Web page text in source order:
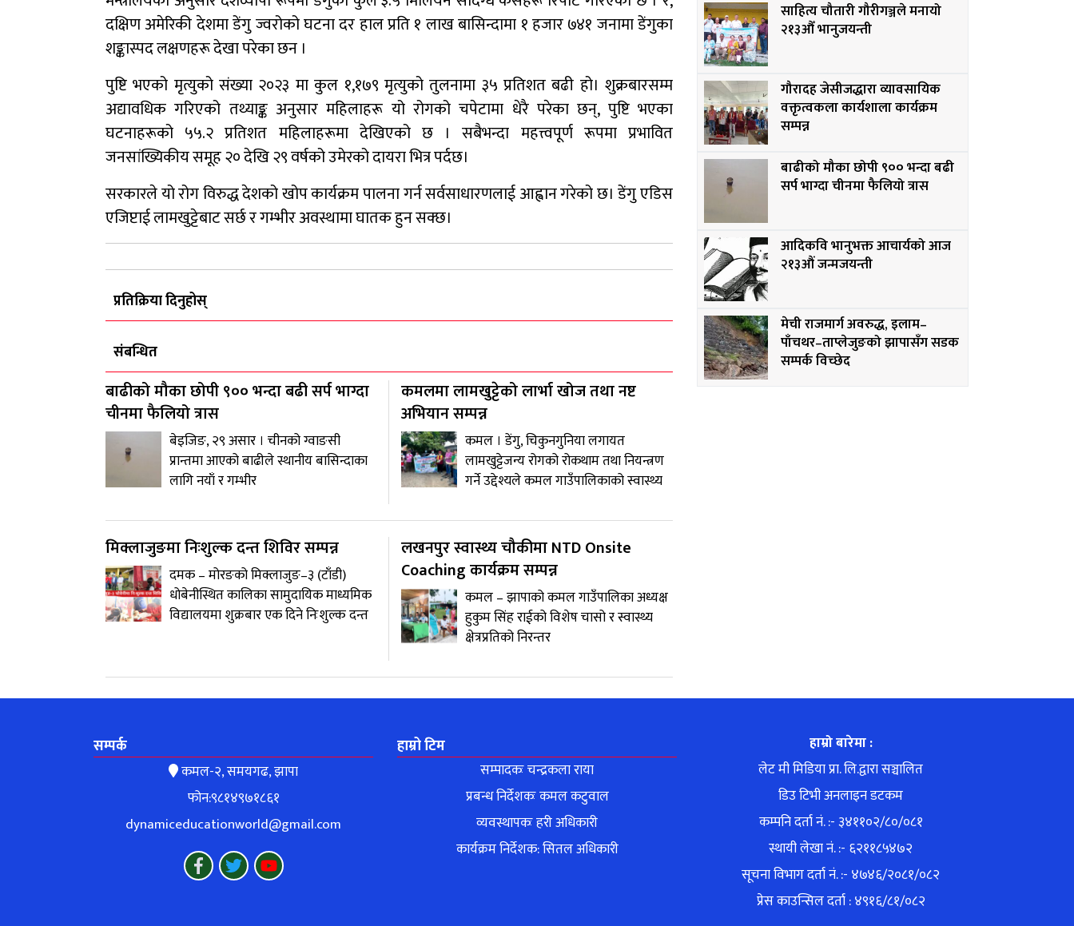
दक्षिण अमेरिकी देशमा डेंगु ज्वरोको घटना दर हाल प्रति १ लाख बासिन्दामा १ हजार ७४१ जनामा डेंगुका
शङ्कास्पद लक्षणहरू देखा परेका छन ।
पुष्टि भएको मृत्युको संख्या २०२३ मा कुल १,१७९ मृत्युको तुलनामा ३५ प्रतिशत बढी हो। शुक्रबारसम्म
अद्यावधिक गरिएको तथ्याङ्क अनुसार महिलाहरू यो रोगको चपेटामा धेरै परेका छन्, पुष्टि भएका
घटनाहरूको ५५.२ प्रतिशत महिलाहरूमा देखिएको छ । सबैभन्दा महत्त्वपूर्ण रूपमा प्रभावित
जनसांख्यिकीय समूह २० देखि २९ वर्षको उमेरको दायरा भित्र पर्दछ।
सरकारले यो रोग विरुद्ध देशको खोप कार्यक्रम पालना गर्न सर्वसाधारणलाई आह्वान गरेको छ। डेंगु एडिस
एजिप्टाई लामखुट्टेबाट सर्छ र गम्भीर अवस्थामा घातक हुन सक्छ।
प्रतिक्रिया दिनुहोस्
संबन्धित
बाढीको मौका छोपी ९०० भन्दा बढी सर्प भाग्दा
चीनमा फैलियो त्रास
बेइजिङ, २९ असार । चीनको ग्वाङसी
प्रान्तमा आएको बाढीले स्थानीय बासिन्दाका
लागि नयाँ र गम्भीर
कमलमा लामखुट्टेको लार्भा खोज तथा नष्ट
अभियान सम्पन्न
कमल । डेंगु, चिकुनगुनिया लगायत
लामखुट्टेजन्य रोगको रोकथाम तथा नियन्त्रण
गर्ने उद्देश्यले कमल गाउँपालिकाको स्वास्थ्य
मिक्लाजुङमा निःशुल्क दन्त शिविर सम्पन्न
दमक – मोरङको मिक्लाजुङ–३ (टाँडी)
धोबेनीस्थित कालिका सामुदायिक माध्यमिक
विद्यालयमा शुक्रबार एक दिने निःशुल्क दन्त
लखनपुर स्वास्थ्य चौकीमा NTD Onsite
Coaching कार्यक्रम सम्पन्न
कमल – झापाको कमल गाउँपालिका अध्यक्ष
हुकुम सिंह राईको विशेष चासो र स्वास्थ्य
क्षेत्रप्रतिको निरन्तर
साहित्य चौतारी गौरीगञ्जले मनायो
२१३औँ भानुजयन्ती
गौरादह जेसीजद्धारा व्यावसायिक
वक्तृत्वकला कार्यशाला कार्यक्रम
सम्पन्न
बाढीको मौका छोपी ९०० भन्दा बढी
सर्प भाग्दा चीनमा फैलियो त्रास
आदिकवि भानुभक्त आचार्यको आज
२१३औं जन्मजयन्ती
मेची राजमार्ग अवरुद्ध, इलाम–
पाँचथर–ताप्लेजुङको झापासँग सडक
सम्पर्क विच्छेद
सम्पर्क
कमल-२, समयगढ, झापा
फोन:९८१४९७१८६१
dynamiceducationworld@gmail.com
हाम्रो टिम
सम्पादकः चन्द्रकला राया
प्रबन्ध निर्देशकः कमल कटुवाल
व्यवस्थापकः हरी अधिकारी
कार्यक्रम निर्देशक: सितल अधिकारी
हाम्रो बारेमा :
लेट मी मिडिया प्रा. लि.द्वारा सञ्चालित
डिउ टिभी अनलाइन डटकम
कम्पनि दर्ता नं. :- ३४११०२/८०/०८१
स्थायी लेखा नं. :- ६२११८५४७२
सूचना विभाग दर्ता नं. :- ४७४६/२०८१/०८२
प्रेस काउन्सिल दर्ता : ४९१६/८१/०८२